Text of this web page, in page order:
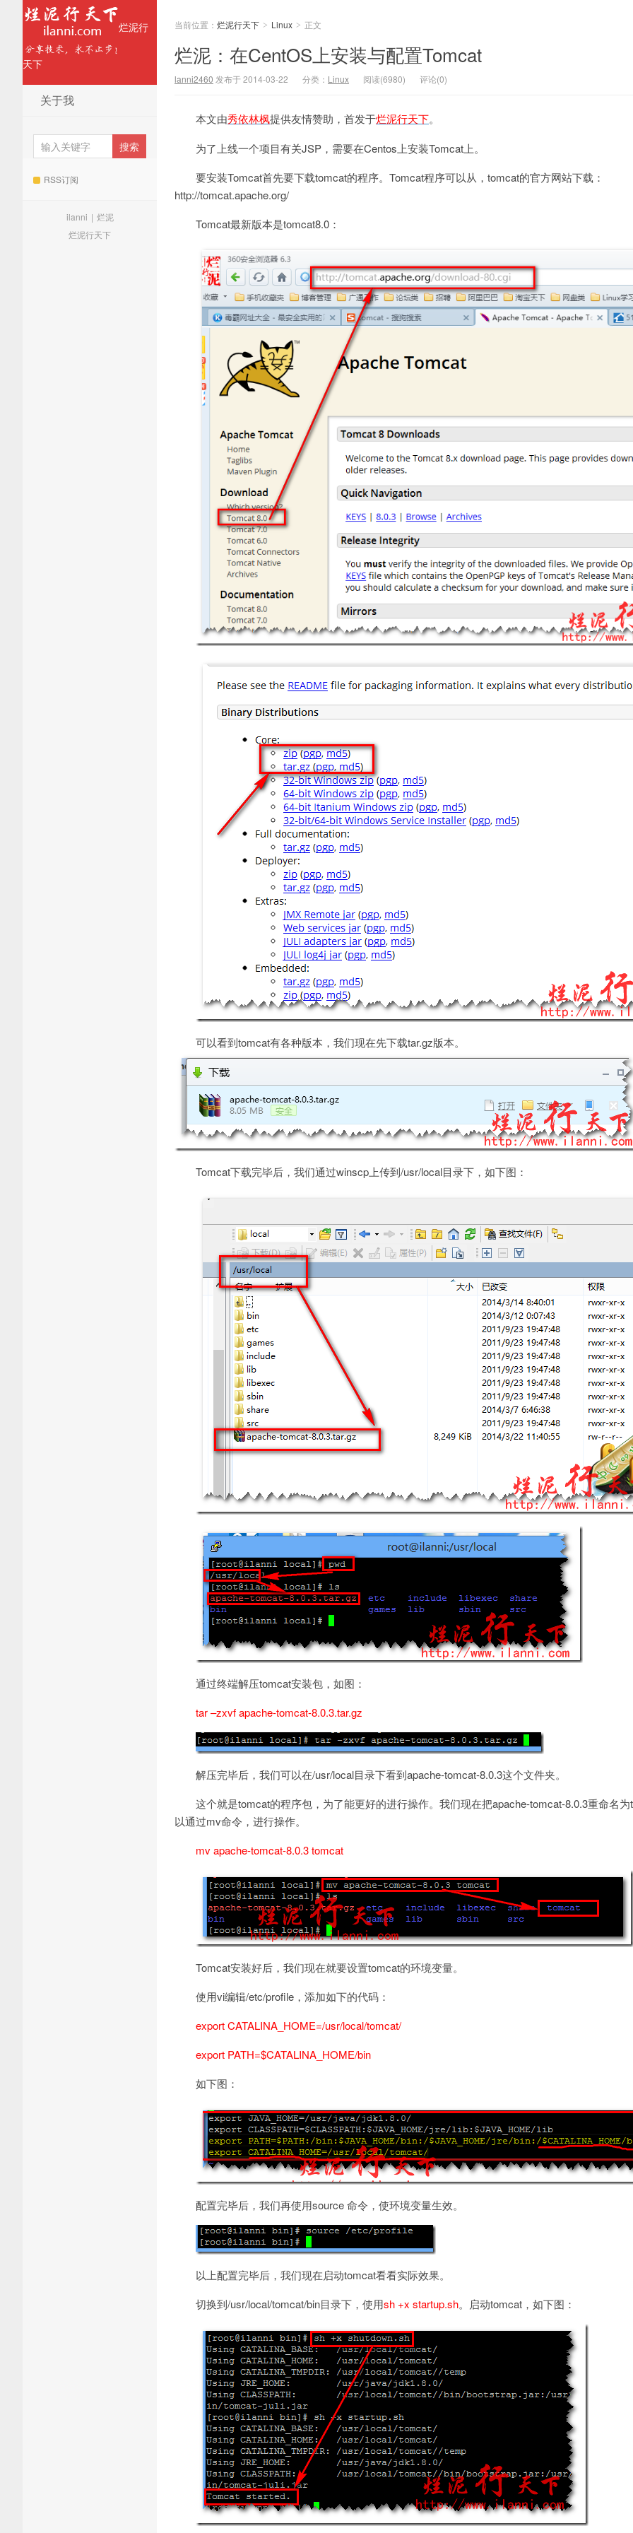
烂泥行
天下
关于我
RSS订阅
ilanni | 烂泥
烂泥行天下
当前位置： 烂泥行天下 > Linux > 正文
烂泥：在CentOS上安装与配置Tomcat
lanni2460 发布于 2014-03-22 分类： Linux 阅读(6980) 评论(0)
本文由秀依林枫提供友情赞助，首发于烂泥行天下。
为了上线一个项目有关JSP，需要在Centos上安装Tomcat上。
要安装Tomcat首先要下载tomcat的程序。Tomcat程序可以从，tomcat的官方网站下载：
http://tomcat.apache.org/
Tomcat最新版本是tomcat8.0：
可以看到tomcat有各种版本，我们现在先下载tar.gz版本。
Tomcat下载完毕后，我们通过winscp上传到/usr/local目录下，如下图：
通过终端解压tomcat安装包，如图：
tar –zxvf apache-tomcat-8.0.3.tar.gz
解压完毕后，我们可以在/usr/local目录下看到apache-tomcat-8.0.3这个文件夹。
这个就是tomcat的程序包，为了能更好的进行操作。我们现在把apache-tomcat-8.0.3重命名
以通过mv命令，进行操作。
mv apache-tomcat-8.0.3 tomcat
Tomcat安装好后，我们现在就要设置tomcat的环境变量。
使用vi编辑/etc/profile，添加如下的代码：
export CATALINA_HOME=/usr/local/tomcat/
export PATH=$CATALINA_HOME/bin
如下图：
配置完毕后，我们再使用source 命令，使环境变量生效。
以上配置完毕后，我们现在启动tomcat看看实际效果。
切换到/usr/local/tomcat/bin目录下，使用sh +x startup.sh。启动tomcat，如下图：